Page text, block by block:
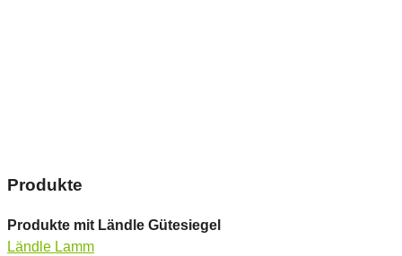
Produkte
Produkte mit Ländle Gütesiegel
Ländle Lamm